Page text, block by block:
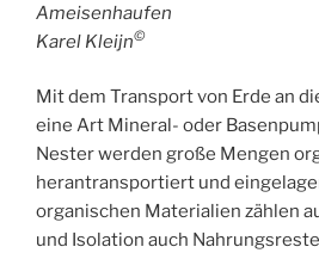
Ameisenhaufen
Karel Kleijn©
Mit dem Transport von Erde an
eine Art Mineral- oder
Nester werden große Mengen
herantransportiert und
organischen Materialien zählen
und Isolation auch